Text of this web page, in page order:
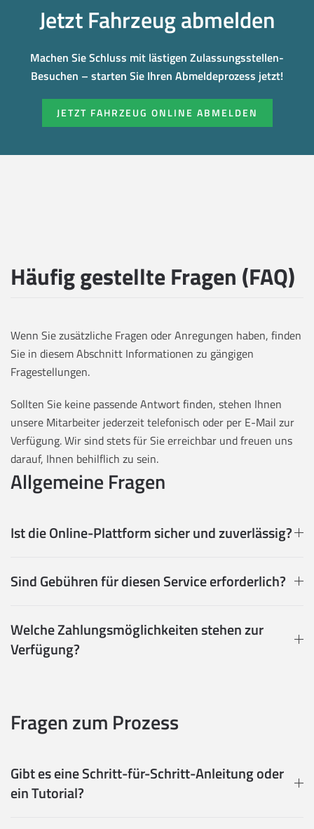
Jetzt Fahrzeug abmelden
Machen Sie Schluss mit lästigen Zulassungsstellen-
Besuchen – starten Sie Ihren Abmeldeprozess jetzt!
JETZT FAHRZEUG ONLINE ABMELDEN
Häufig gestellte Fragen (FAQ)
Wenn Sie zusätzliche Fragen oder Anregungen haben, finden
Sie in diesem Abschnitt Informationen zu gängigen
Fragestellungen.
Sollten Sie keine passende Antwort finden, stehen Ihnen
unsere Mitarbeiter jederzeit telefonisch oder per E-Mail zur
Verfügung. Wir sind stets für Sie erreichbar und freuen uns
darauf, Ihnen behilflich zu sein.
Allgemeine Fragen
Ist die Online-Plattform sicher und zuverlässig?
Sind Gebühren für diesen Service erforderlich?
Welche Zahlungsmöglichkeiten stehen zur
Verfügung?
Fragen zum Prozess
Gibt es eine Schritt-für-Schritt-Anleitung oder
ein Tutorial?